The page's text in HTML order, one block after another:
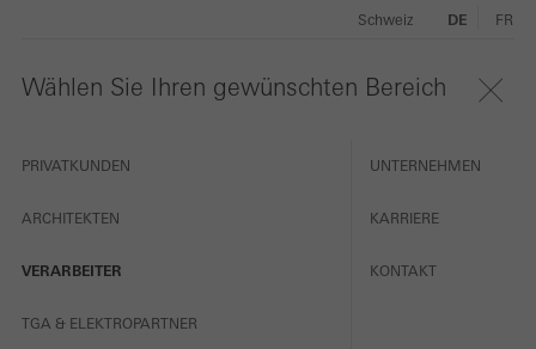
Wählen Sie Ihren gewünschten Bereich
PRIVATKUNDEN
ARCHITEKTEN
VERARBEITER
TGA & ELEKTROPARTNER
UNTERNEHMEN
KARRIERE
KONTAKT
Schweiz DE FR